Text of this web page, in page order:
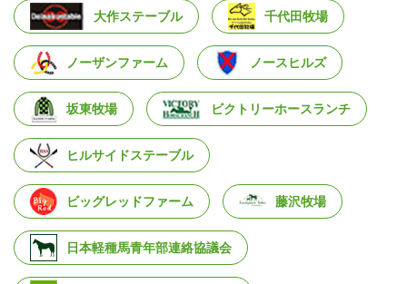
大作ステーブル 千代田牧場
ノーザンファーム ノースヒルズ
坂東牧場 ビクトリーホースランチ
ヒルサイドステーブル
ビッグレッドファーム 藤沢牧場
日本軽種馬青年部連絡協議会